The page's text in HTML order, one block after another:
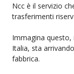
Ncc è il servizio
trasferimenti
Immagina
Italia, sta
fabbrica.